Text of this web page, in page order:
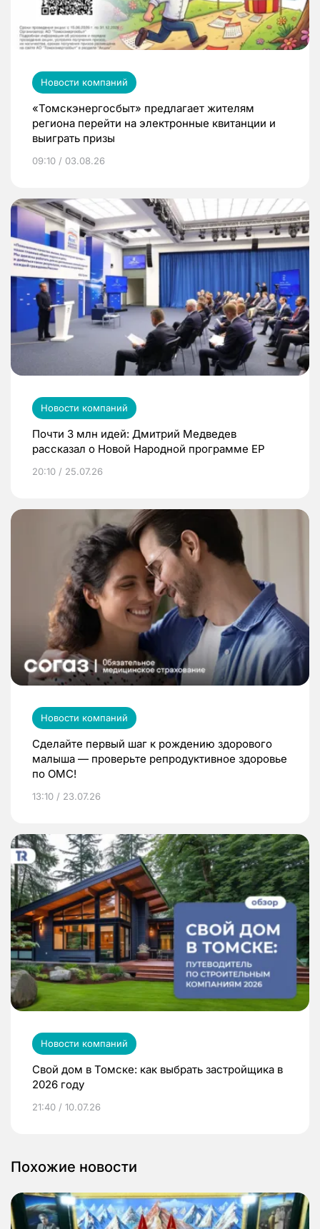
Новости компаний
«Томскэнергосбыт» предлагает жителям
региона перейти на электронные квитанции и
выиграть призы
09:10 / 03.08.26
Новости компаний
Почти 3 млн идей: Дмитрий Медведев
рассказал о Новой Народной программе ЕР
20:10 / 25.07.26
Новости компаний
Сделайте первый шаг к рождению здорового
малыша — проверьте репродуктивное здоровье
по ОМС!
13:10 / 23.07.26
Новости компаний
Свой дом в Томске: как выбрать застройщика в
2026 году
21:40 / 10.07.26
Похожие новости